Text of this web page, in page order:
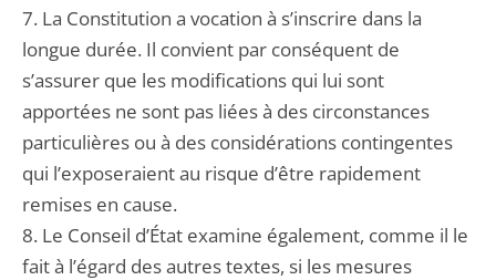
7. La Constitution a vocation à s’inscrire dans la
longue durée. Il convient par conséquent de
s’assurer que les modifications qui lui sont
apportées ne sont pas liées à des circonstances
particulières ou à des considérations contingentes
qui l’exposeraient au risque d’être rapidement
remises en cause.
8. Le Conseil d’État examine également, comme il le
fait à l’égard des autres textes, si les mesures